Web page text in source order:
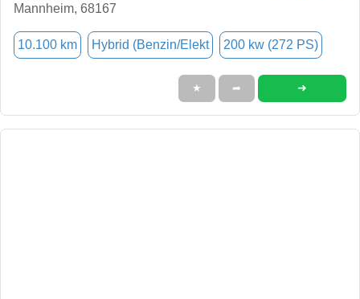
Mannheim, 68167
10.100 km Hybrid (Benzin/Elekt 200 kw (272 PS)
★ ➦ ➜